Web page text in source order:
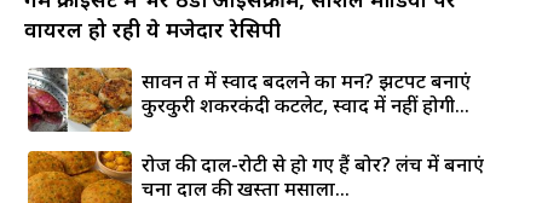
वायरल हो रही ये मजेदार रेसिपी
सावन व्रत में स्वाद बदलने का मन? झटपट बनाएं
कुरकुरी शकरकंदी कटलेट, स्वाद में नहीं होगी...
रोज की दाल-रोटी से हो गए हैं बोर? लंच में बनाएं
चना दाल की खस्ता मसाला...